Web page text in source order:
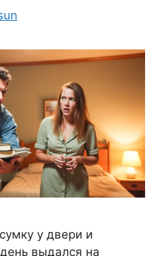
у двери и
выдался на